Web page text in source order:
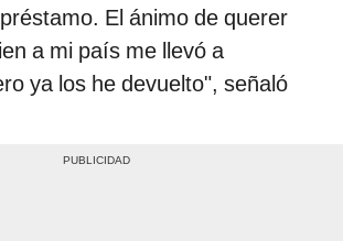
El ánimo de querer
a mi país me llevó a
ya los he devuelto", señaló